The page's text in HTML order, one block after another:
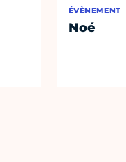
ÉVÈNEMENT
Noé